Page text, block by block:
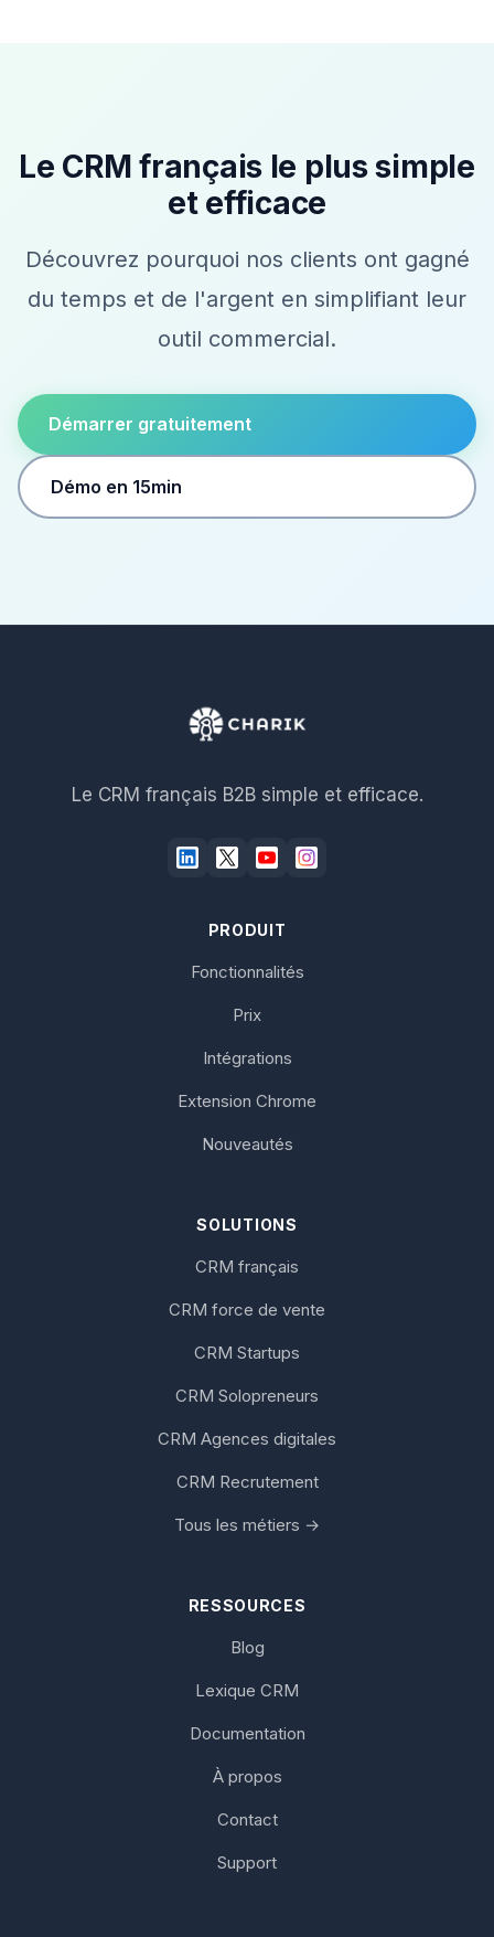
Le CRM français le plus simple
et efficace
Découvrez pourquoi nos clients ont gagné
du temps et de l'argent en simplifiant leur
outil commercial.
Démarrer gratuitement
Démo en 15min
Le CRM français B2B simple et efficace.
PRODUIT
Fonctionnalités
Prix
Intégrations
Extension Chrome
Nouveautés
SOLUTIONS
CRM français
CRM force de vente
CRM Startups
CRM Solopreneurs
CRM Agences digitales
CRM Recrutement
Tous les métiers →
RESSOURCES
Blog
Lexique CRM
Documentation
À propos
Contact
Support